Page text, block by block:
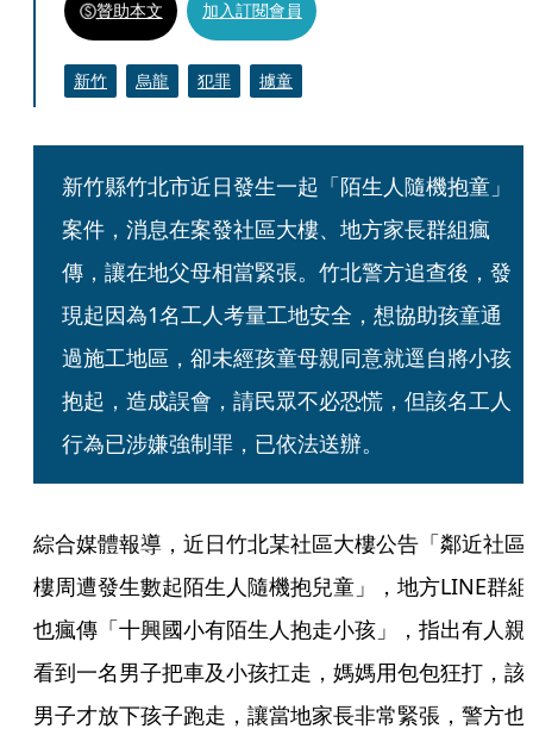
贊助本文 加入訂閱會員
新竹 烏龍 犯罪 擄童
新竹縣竹北市近日發生一起「陌生人隨機抱童」
案件，消息在案發社區大樓、地方家長群組瘋
傳，讓在地父母相當緊張。竹北警方追查後，發
現起因為1名工人考量工地安全，想協助孩童通
過施工地區，卻未經孩童母親同意就逕自將小孩
抱起，造成誤會，請民眾不必恐慌，但該名工人
行為已涉嫌強制罪，已依法送辦。
綜合媒體報導，近日竹北某社區大樓公告「鄰近社區
樓周遭發生數起陌生人隨機抱兒童」，地方LINE群組
也瘋傳「十興國小有陌生人抱走小孩」，指出有人親
看到一名男子把車及小孩扛走，媽媽用包包狂打，該
男子才放下孩子跑走，讓當地家長非常緊張，警方也